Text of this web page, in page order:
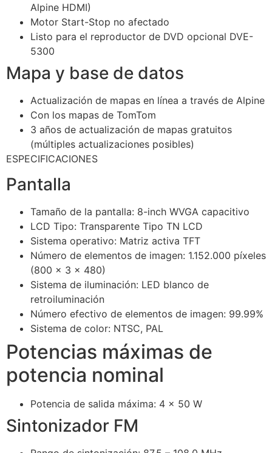
Alpine HDMI)
Motor Start-Stop no afectado
Listo para el reproductor de DVD opcional DVE-
5300
Mapa y base de datos
Actualización de mapas en línea a través de Alpine
Con los mapas de TomTom
3 años de actualización de mapas gratuitos
(múltiples actualizaciones posibles)
ESPECIFICACIONES
Pantalla
Tamaño de la pantalla: 8-inch WVGA capacitivo
LCD Tipo: Transparente Tipo TN LCD
Sistema operativo: Matriz activa TFT
Número de elementos de imagen: 1.152.000 píxeles
(800 x 3 x 480)
Sistema de iluminación: LED blanco de
retroiluminación
Número efectivo de elementos de imagen: 99.99%
Sistema de color: NTSC, PAL
Potencias máximas de
potencia nominal
Potencia de salida máxima: 4 x 50 W
Sintonizador FM